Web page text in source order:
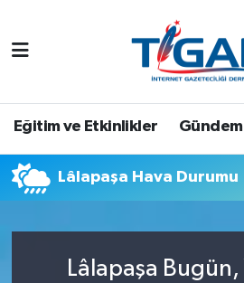
Eğitim ve Etkinlikler Gündem
Lâlapaşa Hava Durumu
Lâlapaşa Bugün,
Nöbetçi Eczaneler